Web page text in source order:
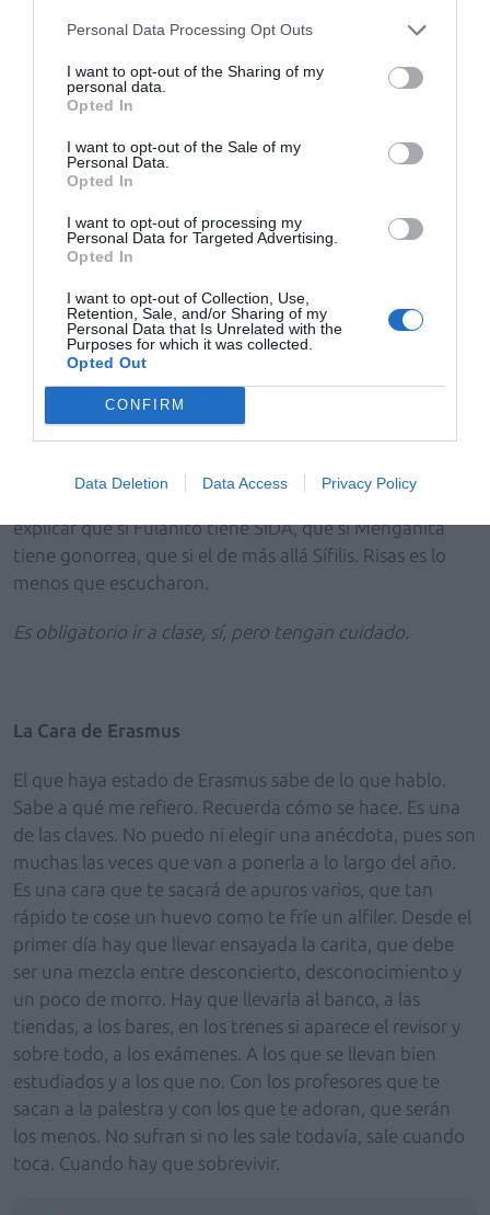
Personal Data Processing Opt Outs
I want to opt-out of the Sharing of my
personal data.
Opted In
I want to opt-out of the Sale of my
Personal Data.
Opted In
I want to opt-out of processing my
Personal Data for Targeted Advertising.
Opted In
I want to opt-out of Collection, Use,
Retention, Sale, and/or Sharing of my
Personal Data that Is Unrelated with the
Purposes for which it was collected.
Opted Out
CONFIRM
Data Deletion Data Access Privacy Policy
papel, no entiende los riesgos que entraña para un
Erasmus asistir a según qué clases. Para ejemplo, lo que
le ocurrió a otro amiguete Erasmus. Era, como el
anterior, un boticario, que asistía acompañado de otros
estudiantes españoles, a una clase de Microbiología. Era
la primera vez que asistían a clase, lo que no quiere
protagonistas decidieron sentarse en la ultimísima fila
del aula. El profesor advirtió pronto la presencia de
en la primera fila, pues si ya tenían dificultad con el
idioma, y la tenían, la distancia no iba a ayudar. El tema
a tratar en clase eran las enfermedades de transmisión
sexual. El afable profesor, en su afán de integrar a los
alumnos Erasmus, pensó que sería buena idea hacer
que interactuasen en clase. Como hablar no podían, o
no sabían, al profesor sólo le quedó utilizarlos como
explicar que si Fulanito tiene SIDA, que si Menganita
tiene gonorrea, que si el de más allá Sífilis. Risas es lo
menos que escucharon.
Es obligatorio ir a clase, sí, pero tengan cuidado.
La Cara de Erasmus
El que haya estado de Erasmus sabe de lo que hablo.
Sabe a qué me refiero. Recuerda cómo se hace. Es una
de las claves. No puedo ni elegir una anécdota, pues son
muchas las veces que van a ponerla a lo largo del año.
Es una cara que te sacará de apuros varios, que tan
rápido te cose un huevo como te fríe un alfiler. Desde el
primer día hay que llevar ensayada la carita, que debe
ser una mezcla entre desconcierto, desconocimiento y
un poco de morro. Hay que llevarla al banco, a las
tiendas, a los bares, en los trenes si aparece el revisor y
sobre todo, a los exámenes. A los que se llevan bien
estudiados y a los que no. Con los profesores que te
sacan a la palestra y con los que te adoran, que serán
los menos. No sufran si no les sale todavía, sale cuando
toca. Cuando hay que sobrevivir.